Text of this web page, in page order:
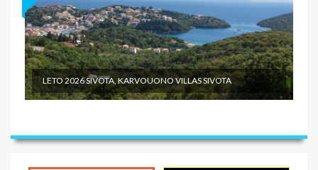
LETO 2026 SIVOTA, KARVOUONO VILLAS SIVOTA